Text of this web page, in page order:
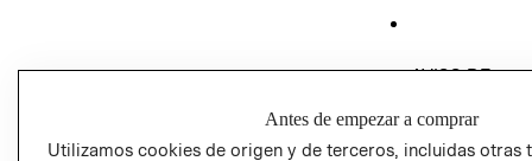
AVISO DE
GIFT CARD
Antes de empezar a comprar
Utilizamos cookies de origen y de terceros, incluidas otras